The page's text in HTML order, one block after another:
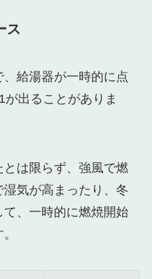
ス
給湯器が一時的に点
出ることがありま
は限らず、強風で燃
気が高まったり、冬
、一時的に燃焼開始